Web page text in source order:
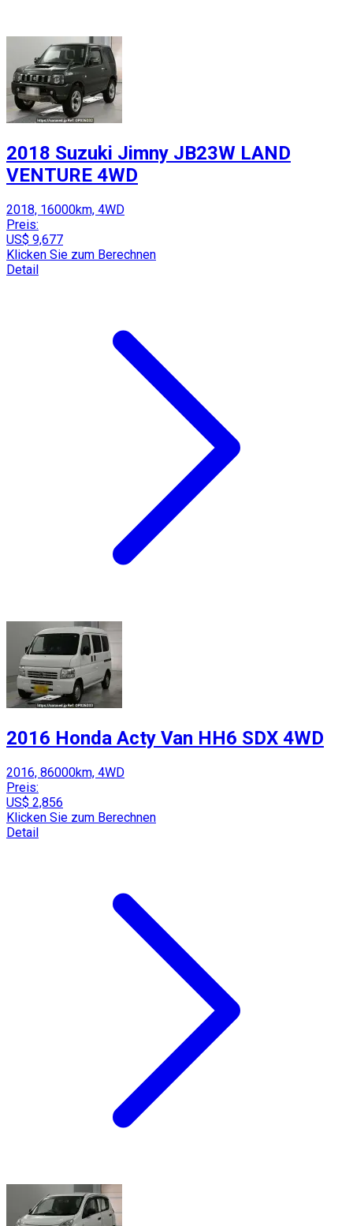
2018 Suzuki Jimny JB23W LAND
VENTURE 4WD
2018, 16000km, 4WD
Preis:
US$ 9,677
Klicken Sie zum Berechnen
Detail
2016 Honda Acty Van HH6 SDX 4WD
2016, 86000km, 4WD
Preis:
US$ 2,856
Klicken Sie zum Berechnen
Detail